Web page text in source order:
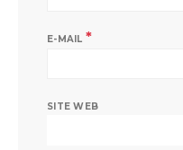
E-MAIL *
SITE WEB